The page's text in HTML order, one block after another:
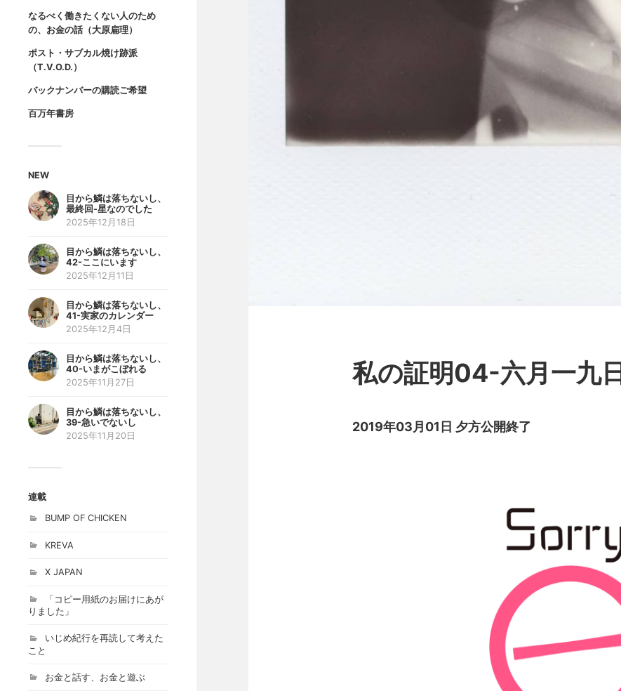
なるべく働きたくない人のため
の、お金の話（大原扁理）
ポスト・サブカル焼け跡派
（T.V.O.D.）
バックナンバーの購読ご希望
百万年書房
NEW
目から鱗は落ちないし、
最終回-星なのでした
2025年12月18日
目から鱗は落ちないし、
42-ここにいます
2025年12月11日
目から鱗は落ちないし、
41-実家のカレンダー
2025年12月4日
目から鱗は落ちないし、
40-いまがこぼれる
2025年11月27日
目から鱗は落ちないし、
39-急いでないし
2025年11月20日
連載
BUMP OF CHICKEN
KREVA
X JAPAN
「コピー用紙のお届けにあが
りました」
いじめ紀行を再読して考えた
こと
お金と話す、お金と遊ぶ
私の証明04-六月一九日
2019年03月01日 夕方公開終了